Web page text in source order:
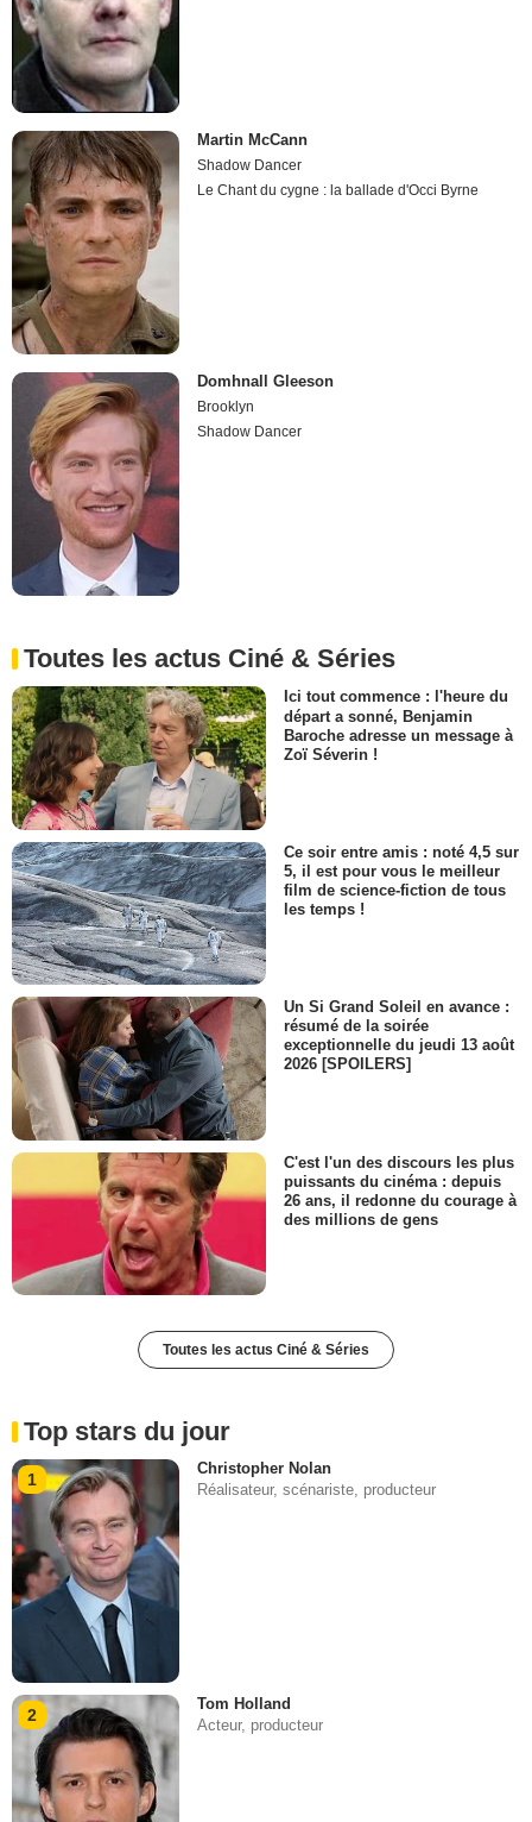
Martin McCann
Shadow Dancer
Le Chant du cygne : la ballade d'Occi Byrne
Domhnall Gleeson
Brooklyn
Shadow Dancer
Toutes les actus Ciné & Séries
Ici tout commence : l'heure du
départ a sonné, Benjamin
Baroche adresse un message à
Zoï Séverin !
Ce soir entre amis : noté 4,5 sur
5, il est pour vous le meilleur
film de science-fiction de tous
les temps !
Un Si Grand Soleil en avance :
résumé de la soirée
exceptionnelle du jeudi 13 août
2026 [SPOILERS]
C'est l'un des discours les plus
puissants du cinéma : depuis
26 ans, il redonne du courage à
des millions de gens
Toutes les actus Ciné & Séries
Top stars du jour
1
Christopher Nolan
Réalisateur, scénariste, producteur
2
Tom Holland
Acteur, producteur